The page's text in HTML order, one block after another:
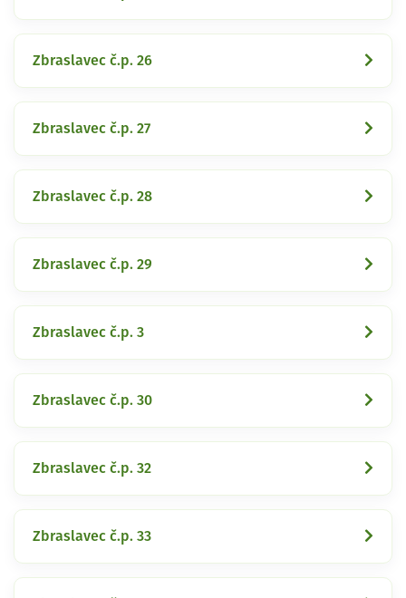
Zbraslavec č.p. 26
Zbraslavec č.p. 27
Zbraslavec č.p. 28
Zbraslavec č.p. 29
Zbraslavec č.p. 3
Zbraslavec č.p. 30
Zbraslavec č.p. 32
Zbraslavec č.p. 33